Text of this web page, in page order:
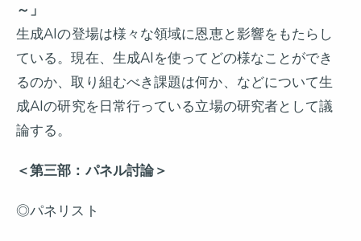
～」
生成AIの登場は様々な領域に恩恵と影響をもたらし
ている。現在、生成AIを使ってどの様なことができ
るのか、取り組むべき課題は何か、などについて生
成AIの研究を日常行っている立場の研究者として議
論する。
＜第三部：パネル討論＞
◎パネリスト